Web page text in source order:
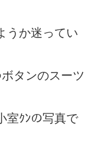
うか迷ってい
タンのスーツ
室ｸﾝの写真で